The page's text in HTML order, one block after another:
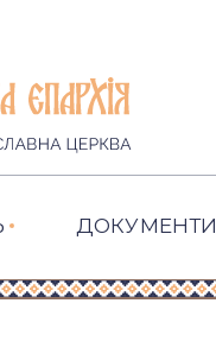
ДОКУМЕНТИ